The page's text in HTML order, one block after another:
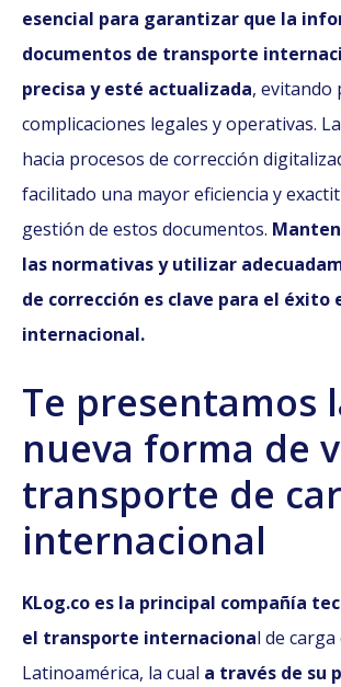
esencial para garantizar que la
documentos de transporte
precisa y esté actualizada, evitando
complicaciones legales y operativas.
hacia procesos de corrección
facilitado una mayor eficiencia y
gestión de estos documentos.
las normativas y utilizar
de corrección es clave para el éxito
internacional.
Te presentamos
nueva forma de
transporte de
internacional
KLog.co es la principal compañía
el transporte internacional de carga
Latinoamérica, la cual a través de su